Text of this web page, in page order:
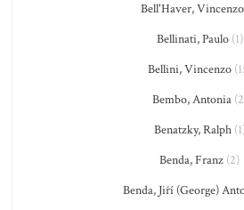
Bell'Haver, Vincenzo
Bellinati, Paulo(1)
Bellini, Vincenzo
Bembo, Antonia
Benatzky, Ralph
Benda, Franz (2)
Benda, Jiří (George)